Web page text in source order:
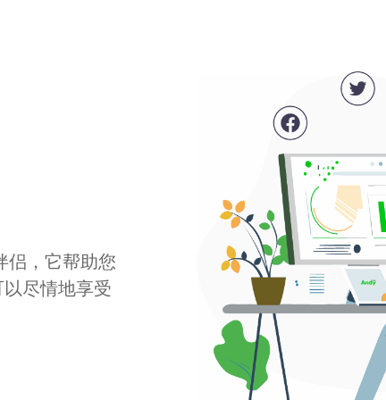
侣，它帮助您
尽情地享受